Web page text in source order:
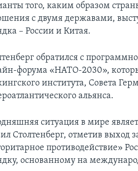
того, каким образом
с двумя державами,
– России и Китая.
обратился с
форума «НАТО-2030»,
института, Совета
альянса.
ситуация в мире
Столтенберг, отметив
противодействие»
основанному на